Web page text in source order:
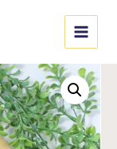
Main
Menu